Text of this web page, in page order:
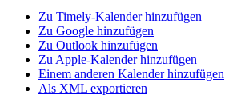
Zu Timely-Kalender hinzufügen
Zu Google hinzufügen
Zu Outlook hinzufügen
Zu Apple-Kalender hinzufügen
Einem anderen Kalender hinzufügen
Als XML exportieren